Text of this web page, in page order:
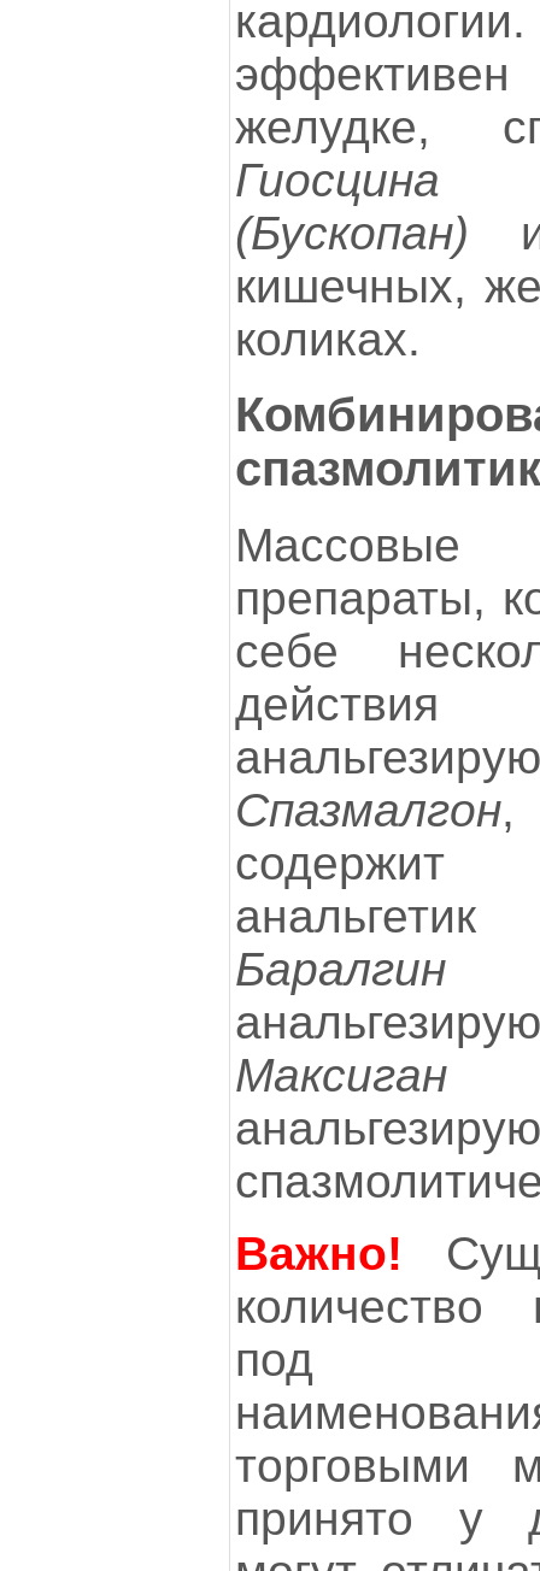
желудке,
(Бускопан)
кишечных,
коликах.
Массовые
препараты,
себе
действия
Спазмалгон
Баралгин
Максиган
Важно!
количество
под
торговыми
принято у